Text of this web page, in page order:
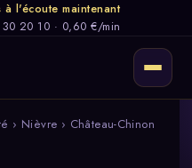
à l'écoute maintenant
20 10 · 0,60 €/min
› Nièvre › Château-Chinon